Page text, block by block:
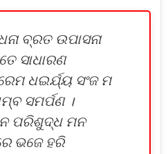
ବ୍ରତ ଉପାସନା
ସାଧାରଣ
ଧଇର୍ଯ୍ୟ ସଂଜ ମ
ସମର୍ପଣ ।
ପରିଶୁଦ୍ଧ ମନ
ଭଜେ ହରି